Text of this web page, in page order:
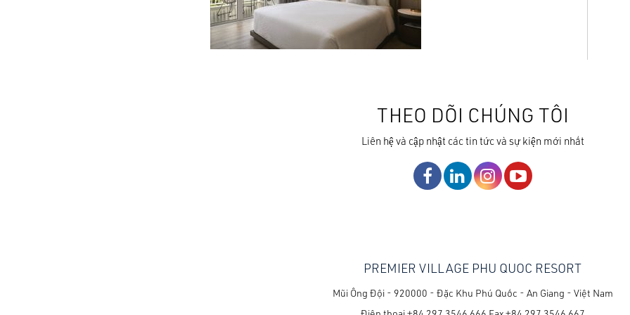
THEO DÕI CHÚNG TÔI
Liên hệ và cập nhật các tin tức và sự kiện mới nhất
PREMIER VILLAGE PHU QUOC RESORT
Mũi Ông Đội - 920000 - Đặc Khu Phú Quốc - An Giang - Việt Nam